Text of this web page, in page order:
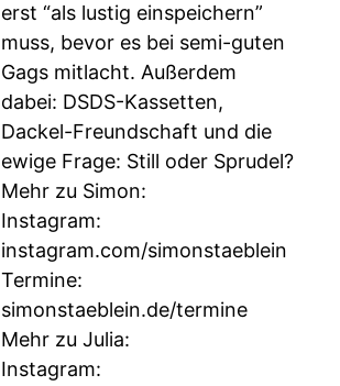
erst “als lustig einspeichern”
muss, bevor es bei semi-guten
Gags mitlacht. Außerdem
dabei: DSDS-Kassetten,
Dackel-Freundschaft und die
ewige Frage: Still oder Sprudel?
Mehr zu Simon:
Instagram:
instagram.com/simonstaeblein
Termine:
simonstaeblein.de/termine
Mehr zu Julia:
Instagram: